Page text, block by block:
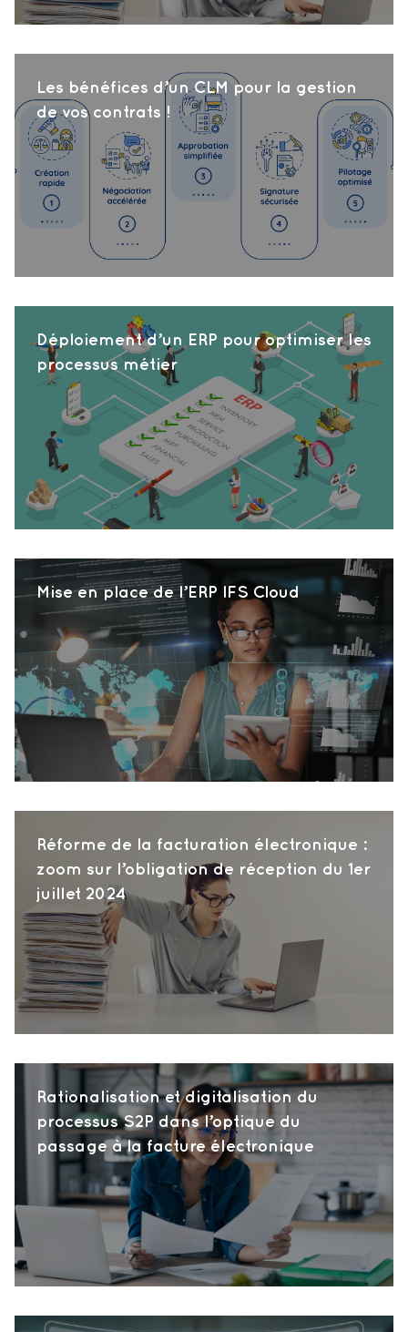
Les bénéfices d’un CLM pour la gestion
de vos contrats !
Déploiement d’un ERP pour optimiser les
processus métier
Mise en place de l’ERP IFS Cloud
Réforme de la facturation électronique :
zoom sur l’obligation de réception du 1er
juillet 2024
Rationalisation et digitalisation du
processus S2P dans l’optique du
passage à la facture électronique